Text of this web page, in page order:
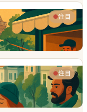
注目
注目